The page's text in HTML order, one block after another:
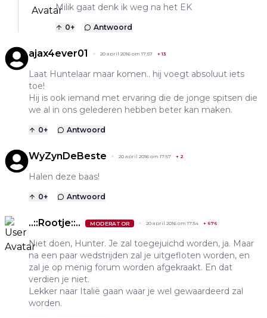
Milik gaat denk ik weg na het EK
0+ Antwoord
ajax4ever01 20 april 2016 om 17:57 +13
Laat Huntelaar maar komen.. hij voegt absoluut iets
toe!
Hij is ook iemand met ervaring die de jonge spitsen die
we al in ons gelederen hebben beter kan maken.
0+ Antwoord
WyZynDeBeste 20 april 2016 om 17:57 + 2
Halen deze baas!
0+ Antwoord
..::Rootje::.. MODERATOR 20 april 2016 om 17:54 + 676
Niet doen, Hunter. Je zal toegejuichd worden, ja. Maar
na een paar wedstrijden zal je uitgefloten worden, en
zal je op menig forum worden afgekraakt. En dat
verdien je niet.
Lekker naar Italië gaan waar je wel gewaardeerd zal
worden.